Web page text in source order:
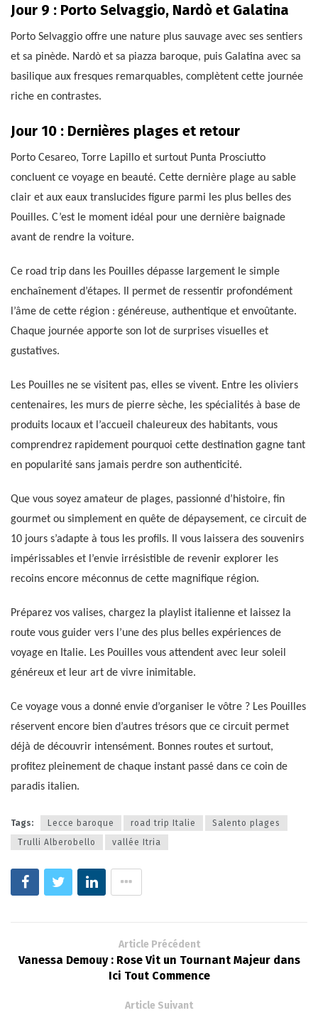
Jour 9 : Porto Selvaggio, Nardò et Galatina
Porto Selvaggio offre une nature plus sauvage avec ses sentiers
et sa pinède. Nardò et sa piazza baroque, puis Galatina avec sa
basilique aux fresques remarquables, complètent cette journée
riche en contrastes.
Jour 10 : Dernières plages et retour
Porto Cesareo, Torre Lapillo et surtout Punta Prosciutto
concluent ce voyage en beauté. Cette dernière plage au sable
clair et aux eaux translucides figure parmi les plus belles des
Pouilles. C’est le moment idéal pour une dernière baignade
avant de rendre la voiture.
Ce road trip dans les Pouilles dépasse largement le simple
enchaînement d’étapes. Il permet de ressentir profondément
l’âme de cette région : généreuse, authentique et envoûtante.
Chaque journée apporte son lot de surprises visuelles et
gustatives.
Les Pouilles ne se visitent pas, elles se vivent. Entre les oliviers
centenaires, les murs de pierre sèche, les spécialités à base de
produits locaux et l’accueil chaleureux des habitants, vous
comprendrez rapidement pourquoi cette destination gagne tant
en popularité sans jamais perdre son authenticité.
Que vous soyez amateur de plages, passionné d’histoire, fin
gourmet ou simplement en quête de dépaysement, ce circuit de
10 jours s’adapte à tous les profils. Il vous laissera des souvenirs
impérissables et l’envie irrésistible de revenir explorer les
recoins encore méconnus de cette magnifique région.
Préparez vos valises, chargez la playlist italienne et laissez la
route vous guider vers l’une des plus belles expériences de
voyage en Italie. Les Pouilles vous attendent avec leur soleil
généreux et leur art de vivre inimitable.
Ce voyage vous a donné envie d’organiser le vôtre ? Les Pouilles
réservent encore bien d’autres trésors que ce circuit permet
déjà de découvrir intensément. Bonnes routes et surtout,
profitez pleinement de chaque instant passé dans ce coin de
paradis italien.
Tags: Lecce baroque road trip Italie
Salento plages
Trulli Alberobello
vallée Itria
Article Précédent
Vanessa Demouy : Rose Vit un Tournant Majeur dans
Ici Tout Commence
Article Suivant